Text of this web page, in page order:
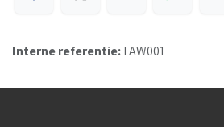
Interne referentie:FAW001